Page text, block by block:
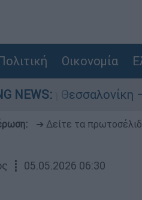
Οικονομία
NEWS: –
➔ Δείτε τα
┋ 05.05.2026 06:30